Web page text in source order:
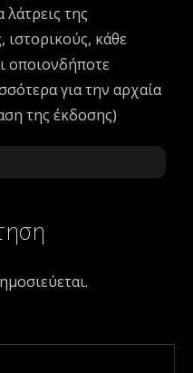
της
ιστορικούς, κάθε
οποιονδήποτε
για την αρχαία
της έκδοσης)